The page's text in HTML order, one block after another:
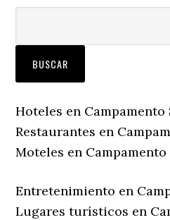
Hoteles en Campamento
Restaurantes en
Moteles en Campamento
Entretenimiento en
Lugares turísticos en